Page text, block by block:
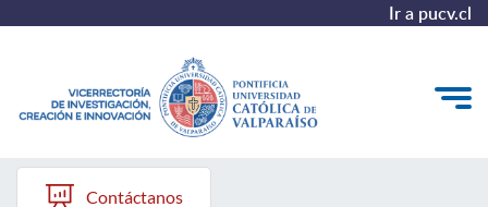
Ir a pucv.cl
VINCI
Contáctanos
Comité de